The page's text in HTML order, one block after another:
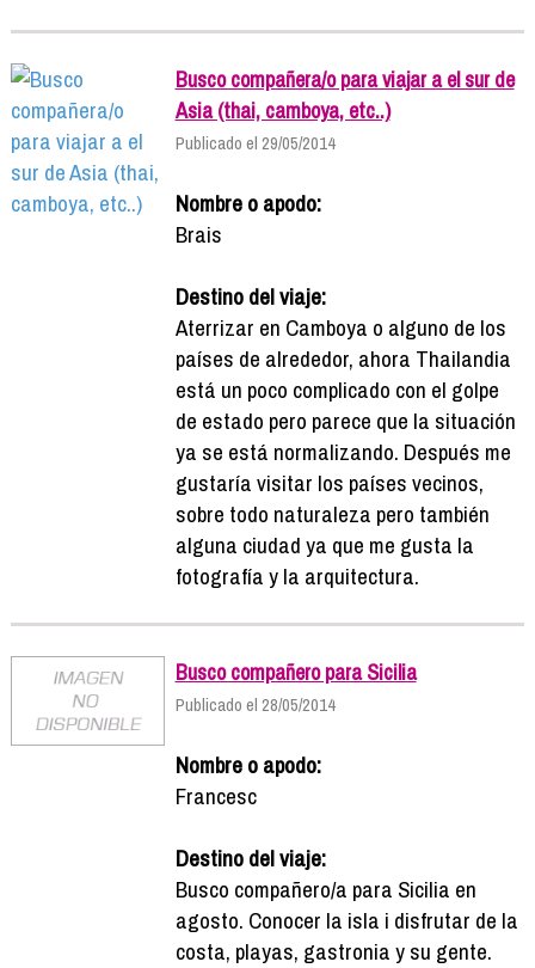
Busco compañera/o para viajar a el sur de
Asia (thai, camboya, etc..)
Publicado el 29/05/2014
Nombre o apodo:
Brais
Destino del viaje:
Aterrizar en Camboya o alguno de los
países de alrededor, ahora Thailandia
está un poco complicado con el golpe
de estado pero parece que la situación
ya se está normalizando. Después me
gustaría visitar los países vecinos,
sobre todo naturaleza pero también
alguna ciudad ya que me gusta la
fotografía y la arquitectura.
Busco compañero para Sicilia
Publicado el 28/05/2014
Nombre o apodo:
Francesc
Destino del viaje:
Busco compañero/a para Sicilia en
agosto. Conocer la isla i disfrutar de la
costa, playas, gastronia y su gente.